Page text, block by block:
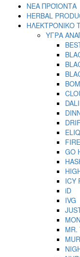
ΝΕΑ ΠΡΟΪΟΝΤΑ
HERBAL
ΗΛΕΚΤΡΟΝΙΚΟ
ΥΓΡΑ
DALI
GO
ICY
iD
IVG
MR.
MUR